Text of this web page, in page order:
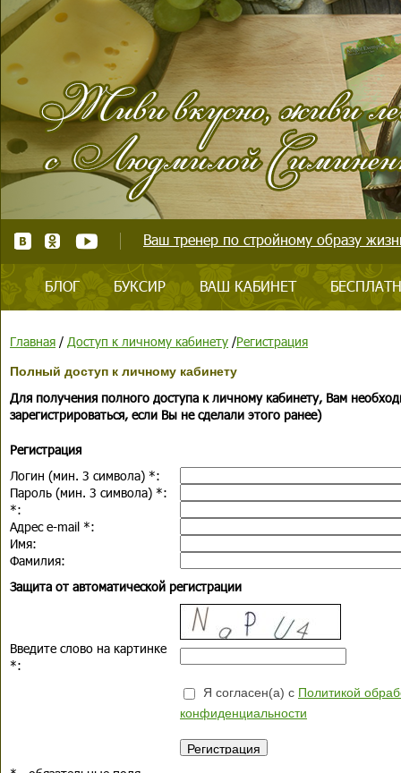
Ваш тренер по стройному образу
БЛОГ БУКСИР ВАШ КАБИНЕТ
Главная / Доступ к личному кабинету /Регистрация
Полный доступ к личному кабинету
Для получения полного доступа к личному кабинету, Вам
зарегистрироваться, если Вы не сделали этого ранее)
Регистрация
Логин (мин. 3 символа) *:
Пароль (мин. 3 символа) *:
*:
Адрес e-mail *:
Имя:
Фамилия:
Защита от автоматической регистрации
Введите слово на картинке
*:
Я согласен(а) с Политикой
конфиденциальности